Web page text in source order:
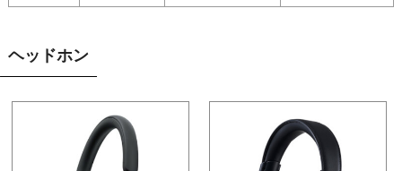
ヘッドホン